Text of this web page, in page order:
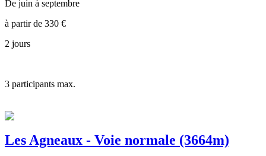
De juin à septembre
à partir de 330 €
2 jours
3 participants max.
Les Agneaux - Voie normale (3664m)